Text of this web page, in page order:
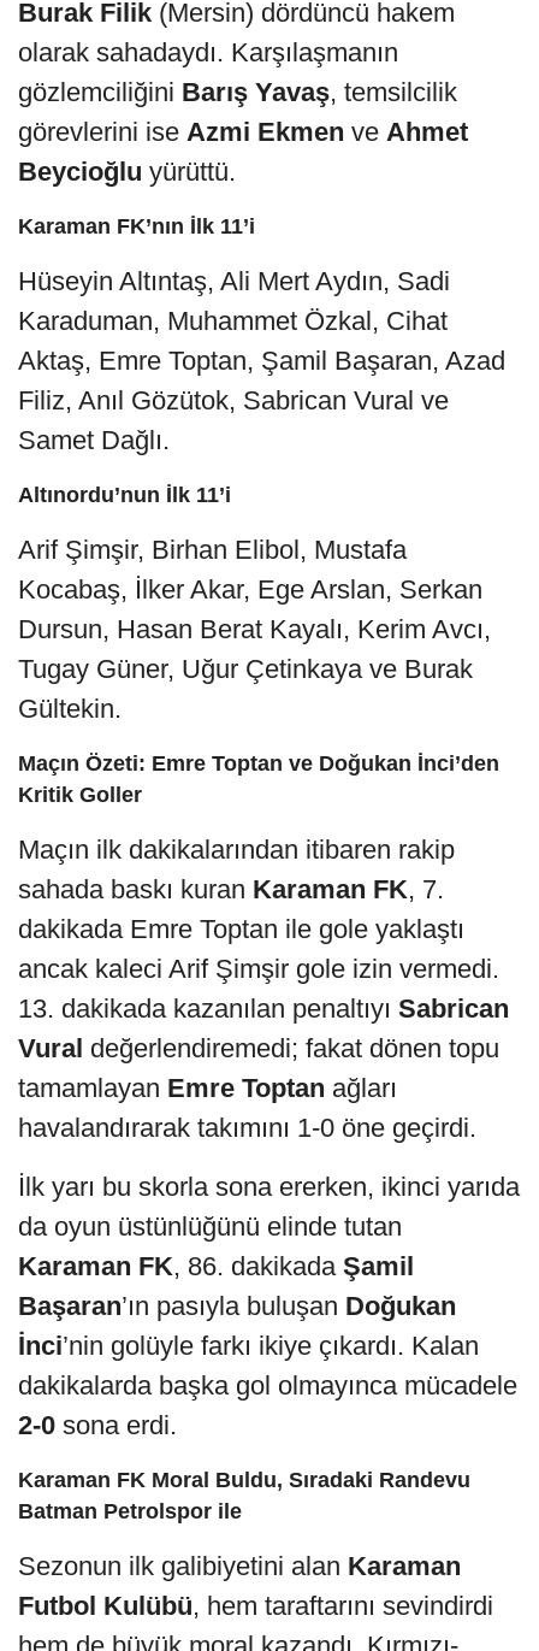
Burak Filik (Mersin) dördüncü hakem
olarak sahadaydı. Karşılaşmanın
gözlemciliğini Barış Yavaş, temsilcilik
görevlerini ise Azmi Ekmen ve Ahmet
Beycioğlu yürüttü.
Karaman FK’nın İlk 11’i
Hüseyin Altıntaş, Ali Mert Aydın, Sadi
Karaduman, Muhammet Özkal, Cihat
Aktaş, Emre Toptan, Şamil Başaran, Azad
Filiz, Anıl Gözütok, Sabrican Vural ve
Samet Dağlı.
Altınordu’nun İlk 11’i
Arif Şimşir, Birhan Elibol, Mustafa
Kocabaş, İlker Akar, Ege Arslan, Serkan
Dursun, Hasan Berat Kayalı, Kerim Avcı,
Tugay Güner, Uğur Çetinkaya ve Burak
Gültekin.
Maçın Özeti: Emre Toptan ve Doğukan İnci’den
Kritik Goller
Maçın ilk dakikalarından itibaren rakip
sahada baskı kuran Karaman FK, 7.
dakikada Emre Toptan ile gole yaklaştı
ancak kaleci Arif Şimşir gole izin vermedi.
13. dakikada kazanılan penaltıyı Sabrican
Vural değerlendiremedi; fakat dönen topu
tamamlayan Emre Toptan ağları
havalandırarak takımını 1-0 öne geçirdi.
İlk yarı bu skorla sona ererken, ikinci yarıda
da oyun üstünlüğünü elinde tutan
Karaman FK, 86. dakikada Şamil
Başaran’ın pasıyla buluşan Doğukan
İnci’nin golüyle farkı ikiye çıkardı. Kalan
dakikalarda başka gol olmayınca mücadele
2-0 sona erdi.
Karaman FK Moral Buldu, Sıradaki Randevu
Batman Petrolspor ile
Sezonun ilk galibiyetini alan Karaman
Futbol Kulübü, hem taraftarını sevindirdi